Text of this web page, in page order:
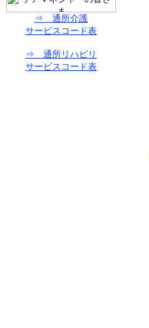
⇒ 通所介護
サービスコード表
⇒ 通所リハビリ
サービスコード表